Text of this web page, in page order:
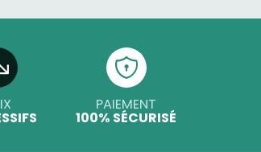
PAIEMENT
100% SÉCURISÉ